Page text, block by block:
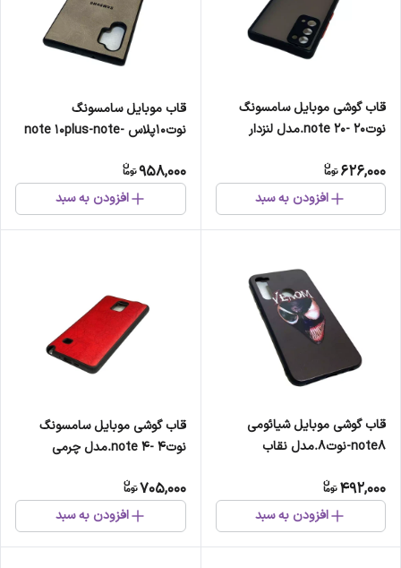
قاب گوشی موبایل سامسونگ
نوت20 -note 20.مدل لنزدار
626,000
افزودن به سبد
قاب موبایل سامسونگ
نوت10پلاس -note 10plus-note
958,000
افزودن به سبد
قاب گوشی موبایل شیائومی
note8-نوت8.مدل نقاب
492,000
افزودن به سبد
قاب گوشی موبایل سامسونگ
نوت4 -note 4.مدل چرمی
705,000
افزودن به سبد